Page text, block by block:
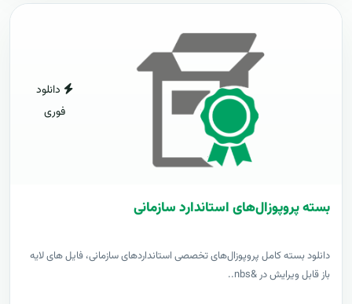
دانلود
فوری
بسته پروپوزال‌های استاندارد سازمانی
دانلود بسته کامل پروپوزال‌های تخصصی استانداردهای سازمانی، فایل های لایه
باز قابل ویرایش در &nbs..